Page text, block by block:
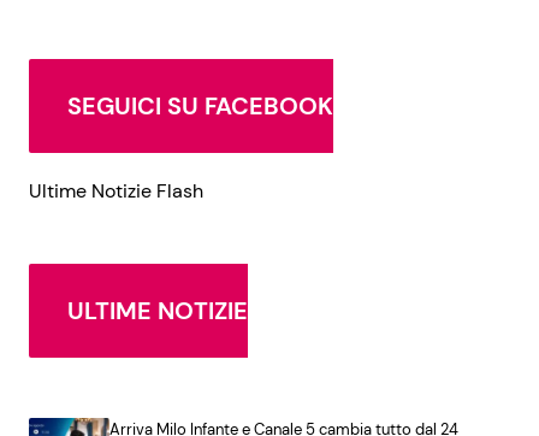
SEGUICI SU FACEBOOK
Ultime Notizie Flash
ULTIME NOTIZIE
Arriva Milo Infante e Canale 5 cambia tutto dal 24